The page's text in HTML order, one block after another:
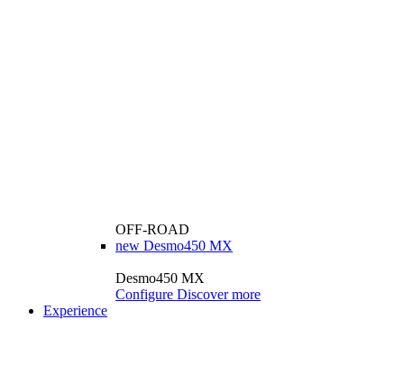
OFF-ROAD
new Desmo450 MX
Desmo450 MX
Configure Discover more
Experience